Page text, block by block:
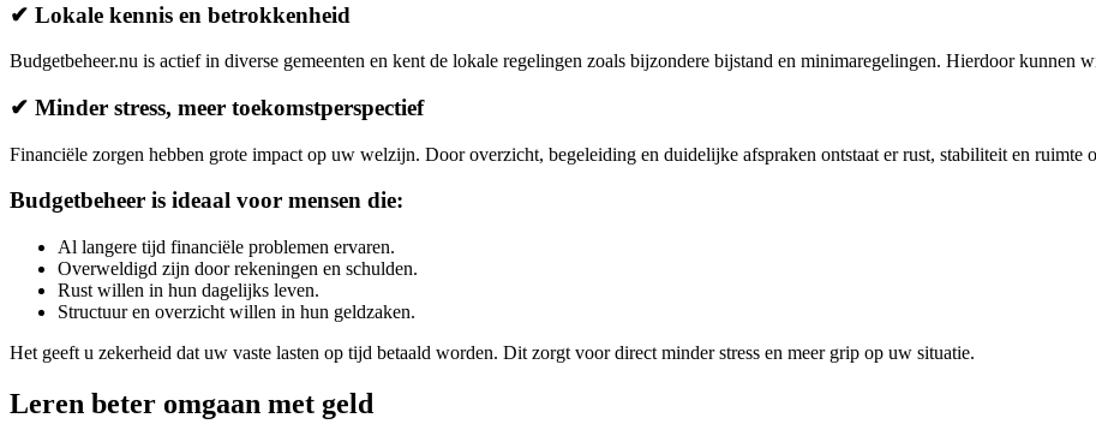
✔ Lokale kennis en betrokkenheid
Budgetbeheer.nu is actief in diverse gemeenten en kent de lokale regelingen zoals bijzondere bijstand en minimaregelingen. Hierdoor kunnen
✔ Minder stress, meer toekomstperspectief
Financiële zorgen hebben grote impact op uw welzijn. Door overzicht, begeleiding en duidelijke afspraken ontstaat er rust, stabiliteit en ruimte
Budgetbeheer is ideaal voor mensen die:
Al langere tijd financiële problemen ervaren.
Overweldigd zijn door rekeningen en schulden.
Rust willen in hun dagelijks leven.
Structuur en overzicht willen in hun geldzaken.
Het geeft u zekerheid dat uw vaste lasten op tijd betaald worden. Dit zorgt voor direct minder stress en meer grip op uw situatie.
Leren beter omgaan met geld